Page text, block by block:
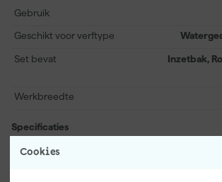
Cookies
roerhoutje meng je de verf goed door, zodat
verlopen, of je nu een volledige
aanpassingen uitvoert.
Gebruik
Geschikt voor verftype
Set bevat
Inzetbak,
Werkbreedte
Specificaties
EAN